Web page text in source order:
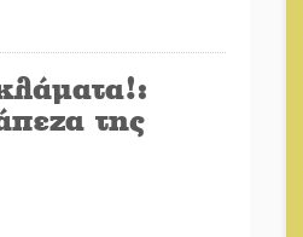
της